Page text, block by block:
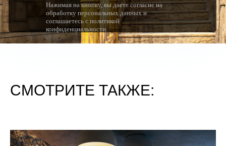
Нажимая на кнопку, вы даете согласие на
обработку персональных данных и
соглашаетесь с политикой
конфиденциальности.
СМОТРИТЕ ТАКЖЕ: